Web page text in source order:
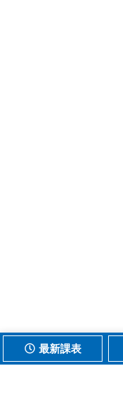
最新課表